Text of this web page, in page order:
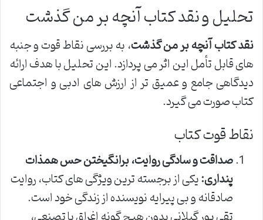
تحلیل و نقد کتاب آنچه بر من گذشت
نقد کتاب آنچه بر من گذشت، به بررسی نقاط قوت و جنبه
های قابل تأمل این اثر می پردازد. این تحلیل با هدف ارائه
دیدگاهی جامع و عمیق تر از ارزش های ادبی و اجتماعی
کتاب صورت می گیرد.
نقاط قوت کتاب
صداقت و سادگی روایت، برانگیختن حس همذات
پنداری:یکی از برجسته ترین ویژگی های کتاب، روایت
صادقانه و بی پیرایه نویسنده از زندگی خود است.